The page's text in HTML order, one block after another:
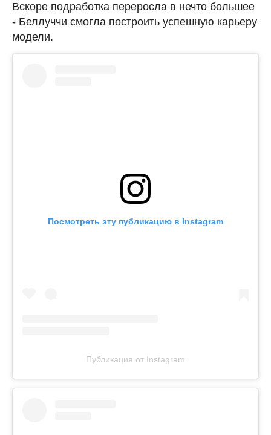
Вскоре подработка переросла в нечто большее
- Беллуччи смогла построить успешную карьеру
модели.
Посмотреть эту публикацию в Instagram
Публикация от Instagram